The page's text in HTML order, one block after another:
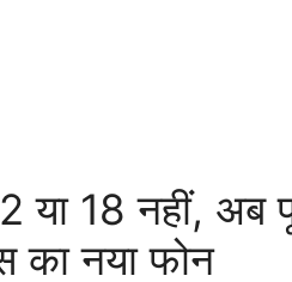
या 18 नहीं,
का नया फोन